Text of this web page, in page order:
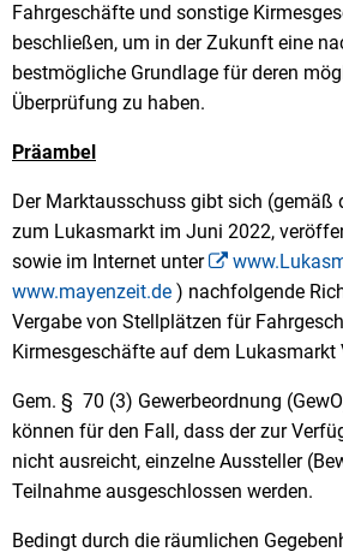
Fahrgeschäfte und sonstige
beschließen, um in der Zukunft eine
bestmögliche Grundlage für deren
Überprüfung zu haben.
Präambel
Der Marktausschuss gibt sich (gemäß
zum Lukasmarkt im Juni 2022,
sowie im Internet unter
www.mayenzeit.de ) nachfolgende
Vergabe von Stellplätzen für
Kirmesgeschäfte auf dem Lukasmarkt
Gem. § 70 (3) Gewerbeordnung
können für den Fall, dass der zur
nicht ausreicht, einzelne Aussteller
Teilnahme ausgeschlossen werden.
Bedingt durch die räumlichen